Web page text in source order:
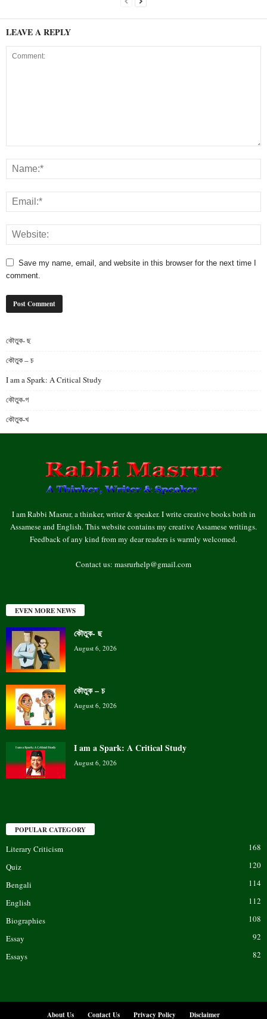
LEAVE A REPLY
Save my name, email, and website in this browser for the next time I
comment.
কৌতুক- ছ
কৌতুক – চ
I am a Spark: A Critical Study
কৌতুক-গ
কৌতুক-খ
I am Rabbi Masrur, a thinker, writer & speaker. I write creative books both in
Assamese and English. This website contains my creative Assamese writings.
Feedback of any kind from my dear readers is warmly welcomed.
Contact us: masrurhelp@gmail.com
EVEN MORE NEWS
কৌতুক- ছ
August 6, 2026
কৌতুক – চ
August 6, 2026
I am a Spark: A Critical Study
August 6, 2026
POPULAR CATEGORY
Literary Criticism
168
Quiz
120
Bengali
114
English
112
Biographies
108
Essay
92
Essays
82
About Us Contact Us Privacy Policy Disclaimer